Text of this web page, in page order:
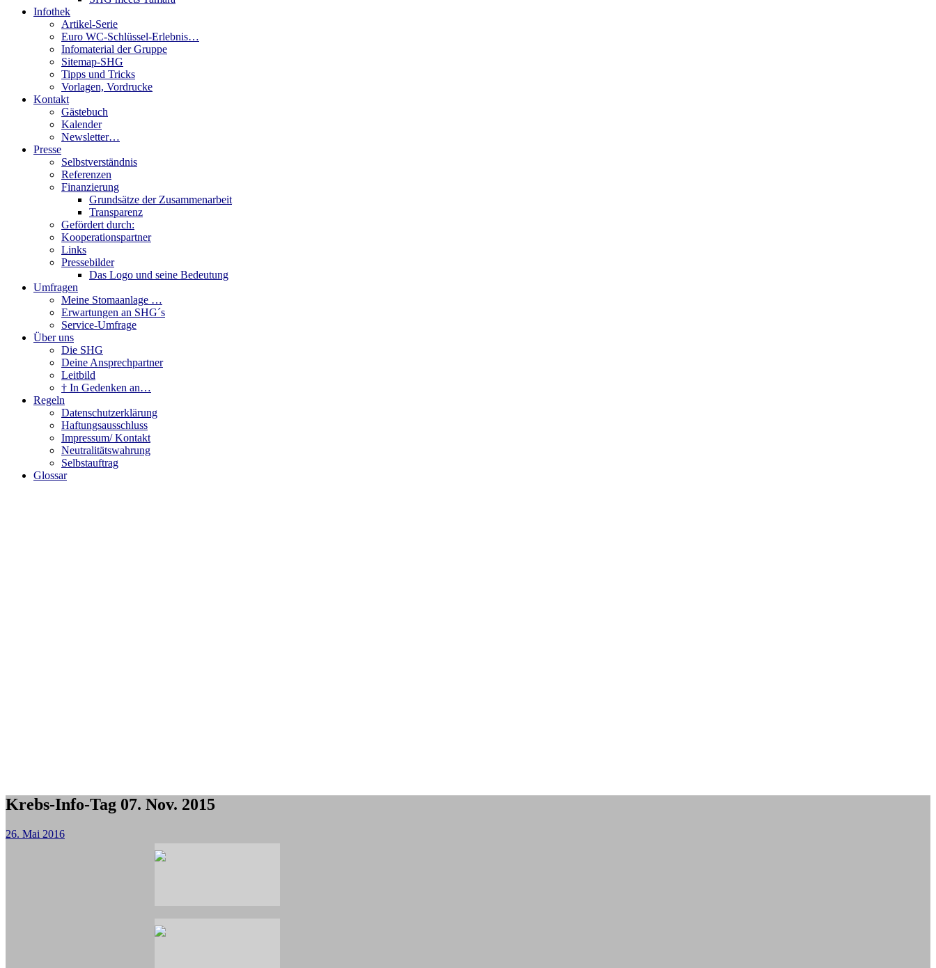
Infothek
Artikel-Serie
Euro WC-Schlüssel-Erlebnis…
Infomaterial der Gruppe
Sitemap-SHG
Tipps und Tricks
Vorlagen, Vordrucke
Kontakt
Gästebuch
Kalender
Newsletter…
Presse
Selbstverständnis
Referenzen
Finanzierung
Grundsätze der Zusammenarbeit
Transparenz
Gefördert durch:
Kooperationspartner
Links
Pressebilder
Das Logo und seine Bedeutung
Umfragen
Meine Stomaanlage …
Erwartungen an SHG´s
Service-Umfrage
Über uns
Die SHG
Deine Ansprechpartner
Leitbild
† In Gedenken an…
Regeln
Datenschutzerklärung
Haftungsausschluss
Impressum/ Kontakt
Neutralitätswahrung
Selbstauftrag
Glossar
Krebs-Info-Tag 07. Nov. 2015
26. Mai 2016